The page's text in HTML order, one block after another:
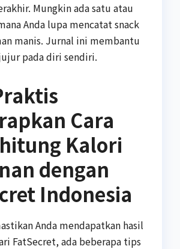
Mungkin ada satu atau
Anda lupa mencatat snack
manis. Jurnal ini membantu
pada diri sendiri.
Cara
Kalori
dengan
Indonesia
Anda mendapatkan hasil
FatSecret, ada beberapa tips